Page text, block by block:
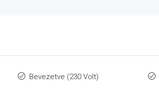
Bevezetve (230 Volt)